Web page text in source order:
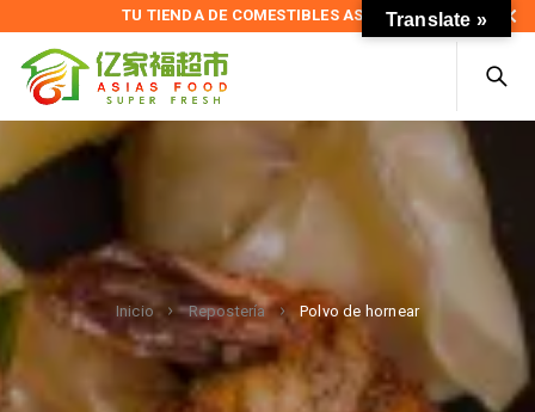
TU TIENDA DE COMESTIBLES ASIÁTICOS
Inicio Repostería Polvo de hornear
Translate »